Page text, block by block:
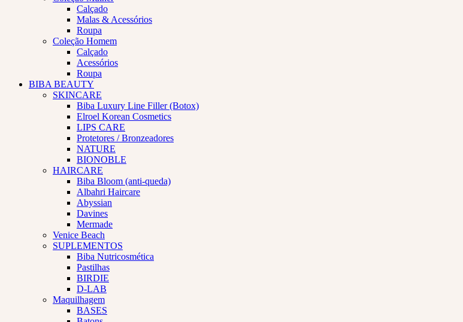
Calçado
Malas & Acessórios
Roupa
Coleção Homem
Calçado
Acessórios
Roupa
BIBA BEAUTY
SKINCARE
Biba Luxury Line Filler (Botox)
Elroel Korean Cosmetics
LIPS CARE
Protetores / Bronzeadores
NATURE
BIONOBLE
HAIRCARE
Biba Bloom (anti-queda)
Albahri Haircare
Abyssian
Davines
Mermade
Venice Beach
SUPLEMENTOS
Biba Nutricosmética
Pastilhas
BIRDIE
D-LAB
Maquilhagem
BASES